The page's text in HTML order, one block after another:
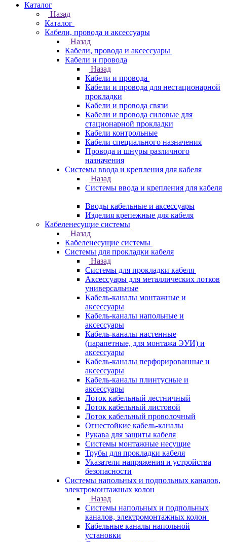
Каталог
Назад
Каталог
Кабели, провода и аксессуары
Назад
Кабели, провода и аксессуары
Кабели и провода
Назад
Кабели и провода
Кабели и провода для нестационарной
прокладки
Кабели и провода связи
Кабели и провода силовые для
стационарной прокладки
Кабели контрольные
Кабели специального назначения
Провода и шнуры различного
назначения
Системы ввода и крепления для кабеля
Назад
Системы ввода и крепления для кабеля
Вводы кабельные и аксессуары
Изделия крепежные для кабеля
Кабеленесущие системы
Назад
Кабеленесущие системы
Системы для прокладки кабеля
Назад
Системы для прокладки кабеля
Аксессуары для металлических лотков
универсальные
Кабель-каналы монтажные и
аксессуары
Кабель-каналы напольные и
аксессуары
Кабель-каналы настенные
(парапетные, для монтажа ЭУИ) и
аксессуары
Кабель-каналы перфорированные и
аксессуары
Кабель-каналы плинтусные и
аксессуары
Лоток кабельный лестничный
Лоток кабельный листовой
Лоток кабельный проволочный
Огнестойкие кабель-каналы
Рукава для защиты кабеля
Системы монтажные несущие
Трубы для прокладки кабеля
Указатели напряжения и устройства
безопасности
Системы напольных и подпольных каналов,
электромонтажных колон
Назад
Системы напольных и подпольных
каналов, электромонтажных колон
Кабельные каналы напольной
установки